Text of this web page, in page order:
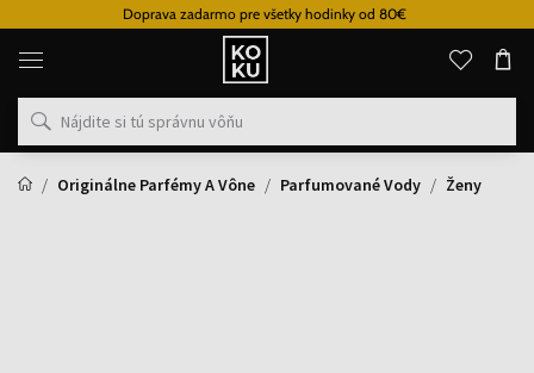
Doprava zadarmo pre všetky hodinky od 80€
Originálne
parfémy
hodinky
na
mieste
Originálne Parfémy A Vône
Parfumované Vody Ženy